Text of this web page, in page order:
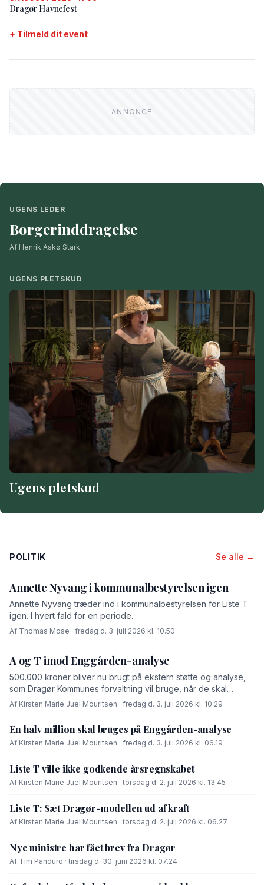
Dragør Havnefest
+ Tilmeld dit event
UGENS LEDER
Borgerinddragelse
Af Henrik Askø Stark
UGENS PLETSKUD
Ugens pletskud
POLITIK Se alle →
Annette Nyvang i kommunalbestyrelsen igen
Annette Nyvang træder ind i kommunalbestyrelsen for Liste T
igen. I hvert fald for en periode.
Af Thomas Mose · fredag d. 3. juli 2026 kl. 10.50
A og T imod Enggården-analyse
500.000 kroner bliver nu brugt på ekstern støtte og analyse,
som Dragør Kommunes forvaltning vil bruge, når de skal
forhandle med OK-fonden om en driftsoverenskomst for
Af Kirsten Marie Juel Mouritsen · fredag d. 3. juli 2026 kl. 10.29
En halv million skal bruges på Enggården-analyse
Af Kirsten Marie Juel Mouritsen · fredag d. 3. juli 2026 kl. 06.19
Liste T ville ikke godkende årsregnskabet
Af Kirsten Marie Juel Mouritsen · torsdag d. 2. juli 2026 kl. 13.45
Liste T: Sæt Dragør-modellen ud af kraft
Af Kirsten Marie Juel Mouritsen · torsdag d. 2. juli 2026 kl. 06.27
Nye ministre har fået brev fra Dragør
Af Tim Panduro · tirsdag d. 30. juni 2026 kl. 07.24